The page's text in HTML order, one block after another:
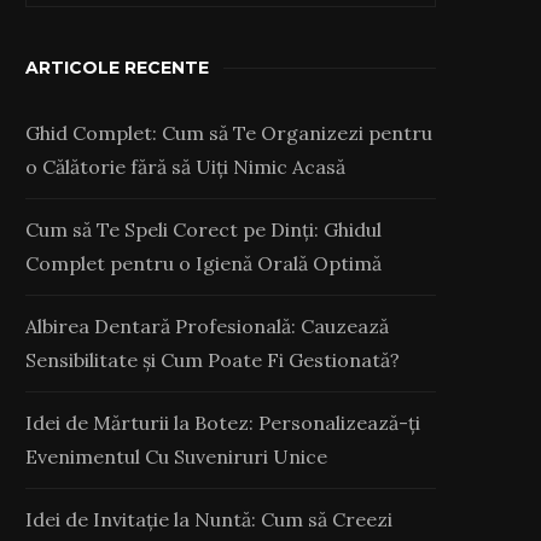
ARTICOLE RECENTE
Ghid Complet: Cum să Te Organizezi pentru
o Călătorie fără să Uiți Nimic Acasă
Cum să Te Speli Corect pe Dinți: Ghidul
Complet pentru o Igienă Orală Optimă
Albirea Dentară Profesională: Cauzează
Sensibilitate și Cum Poate Fi Gestionată?
Idei de Mărturii la Botez: Personalizează-ți
Evenimentul Cu Suveniruri Unice
Idei de Invitație la Nuntă: Cum să Creezi